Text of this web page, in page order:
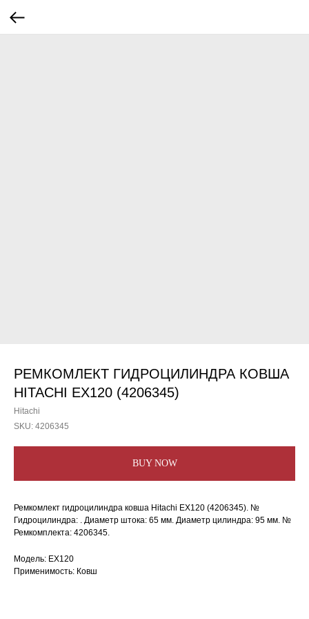
РЕМКОМЛЕКТ ГИДРОЦИЛИНДРА КОВША
HITACHI EX120 (4206345)
Hitachi
SKU: 4206345
BUY NOW
Ремкомлект гидроцилиндра ковша Hitachi EX120 (4206345). №
Гидроцилиндра: . Диаметр штока: 65 мм. Диаметр цилиндра: 95 мм. №
Ремкомплекта: 4206345.
Модель: EX120
Применимость: Ковш